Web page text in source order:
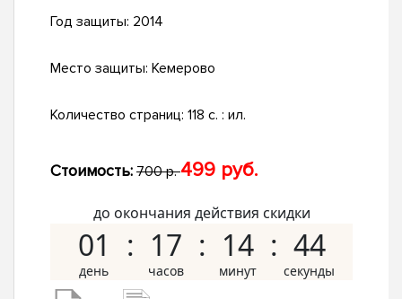
Год защиты: 2014
Место защиты: Кемерово
Количество страниц: 118 с. : ил.
Стоимость: 700 р.499 руб.
до окончания действия скидки
01 17 14 43